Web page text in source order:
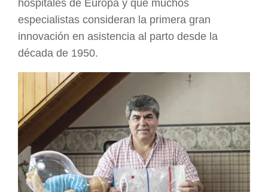
hospitales de Europa y que muchos
especialistas consideran la primera gran
innovación en asistencia al parto desde la
década de 1950.